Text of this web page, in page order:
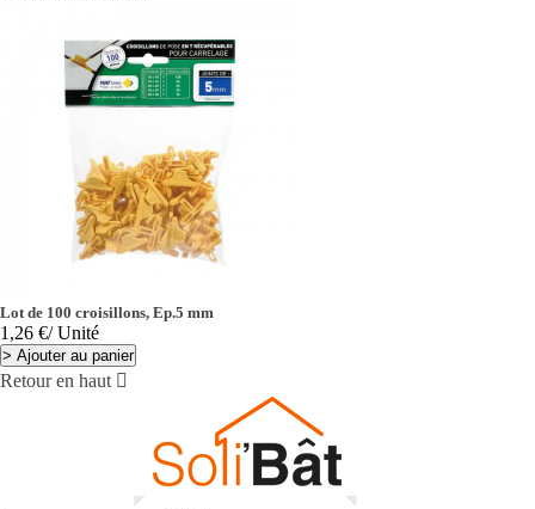
Lot de 100 croisillons, Ep.5 mm
Prix
1,26 €/ Unité
> Ajouter au panier
Retour en haut 